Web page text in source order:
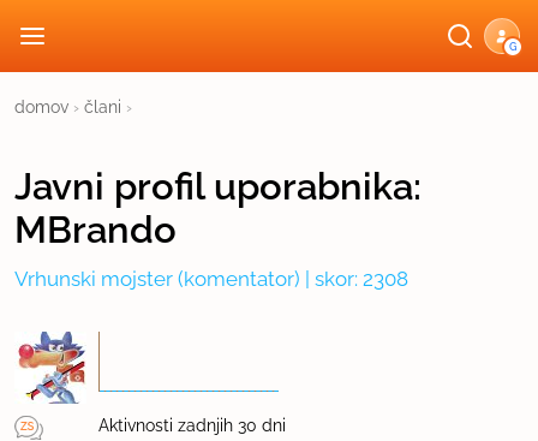
G
domov › člani ›
Javni profiluporabnika:
MBrando
Vrhunski mojster (komentator) | skor: 2308
Aktivnosti zadnjih 30 dni